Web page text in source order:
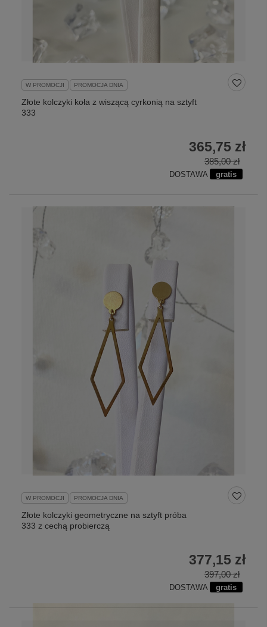
W PROMOCJI PROMOCJA DNIA
Złote kolczyki koła z wiszącą cyrkonią na sztyft
333
385,00 zł
365,75 zł
DOSTAWA gratis
W PROMOCJI PROMOCJA DNIA
Złote kolczyki geometryczne na sztyft próba
333 z cechą probierczą
397,00 zł
377,15 zł
DOSTAWA gratis